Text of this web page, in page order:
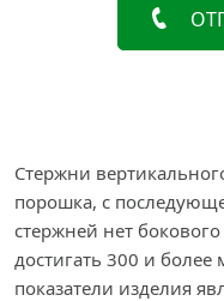
Стержни
порошка, с
стержней нет
достигать 300 и
показатели изделия